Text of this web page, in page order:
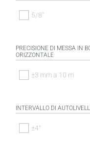
5/8"
PRECISIONE DI MESSA IN
ORIZZONTALE
±3 mm a 10 m
INTERVALLO DI
±4°